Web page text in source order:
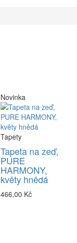
Novinka
Tapety
Tapeta na zeď,
PURE
HARMONY,
květy hnědá
466,00 Kč